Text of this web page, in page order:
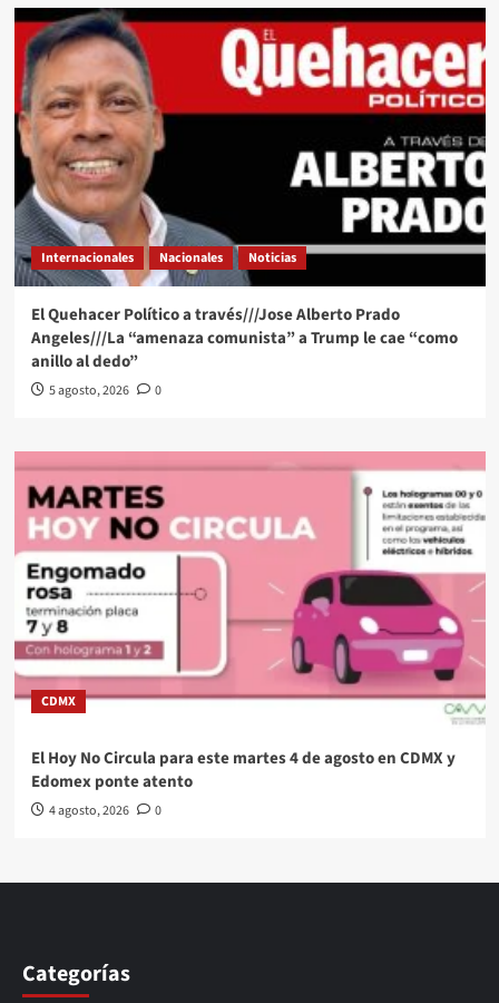
Internacionales Nacionales Noticias
El Quehacer Político a través///Jose Alberto Prado
Angeles///La “amenaza comunista” a Trump le cae “como
anillo al dedo”
5 agosto, 2026 0
CDMX
El Hoy No Circula para este martes 4 de agosto en CDMX y
Edomex ponte atento
4 agosto, 2026 0
Categorías